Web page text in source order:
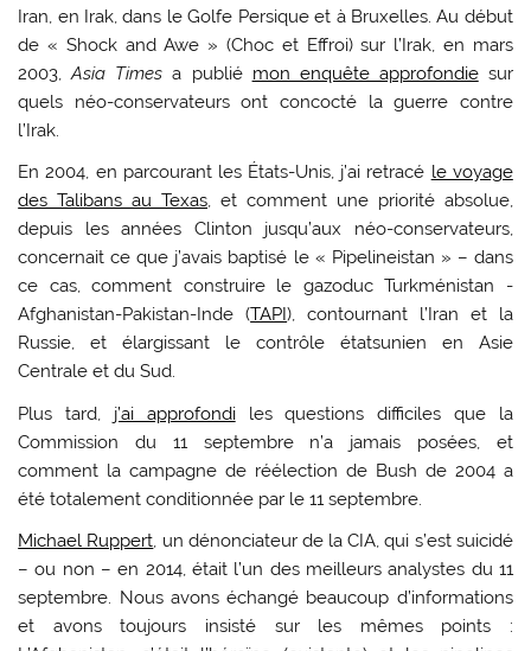
Iran, en Irak, dans le Golfe Persique et à Bruxelles. Au début
de « Shock and Awe » (Choc et Effroi) sur l’Irak, en mars
2003,Asia Times a publié mon enquête approfondiesur
quels néo-conservateurs ont concocté la guerre contre
l’Irak.
En 2004, en parcourant les États-Unis, j’ai retracé le voyage
des Talibans au Texas, et comment une priorité absolue,
depuis les années Clinton jusqu’aux néo-conservateurs,
concernait ce que j’avais baptisé le « Pipelineistan » – dans
ce cas, comment construire le gazoduc Turkménistan -
Afghanistan-Pakistan-Inde (TAPI), contournant l’Iran et la
Russie, et élargissant le contrôle étatsunien en Asie
Centrale et du Sud.
Plus tard, j’ai approfondiles questions difficiles que la
Commission du 11 septembre n’a jamais posées, et
comment la campagne de réélection de Bush de 2004 a
été totalement conditionnée par le 11 septembre.
Michael Ruppert, un dénonciateur de la CIA, qui s’est suicidé
– ou non – en 2014, était l’un des meilleurs analystes du 11
septembre. Nous avons échangé beaucoup d’informations
et avons toujours insisté sur les mêmes points :